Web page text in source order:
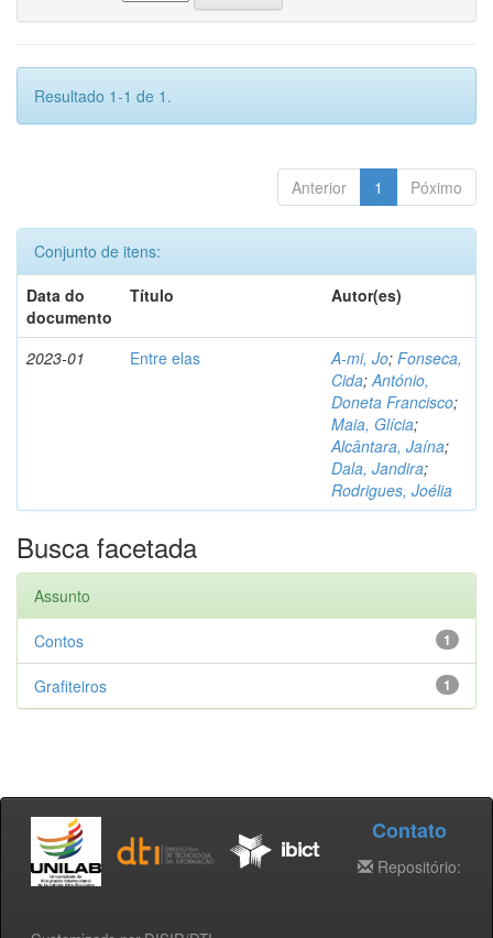
Resultado 1-1 de 1.
Anterior 1 Póximo
Conjunto de itens:
Data do
documento
Título Autor(es)
2023-01 Entre elas A-mi, Jo; Fonseca,
Cida;António,
Doneta Francisco;
Maia, Glícia;
Alcântara, Jaína;
Dala, Jandira;
Rodrigues, Joélia
Busca facetada
Assunto
1
Contos
1
Grafiteiros
Contato
Repositório: